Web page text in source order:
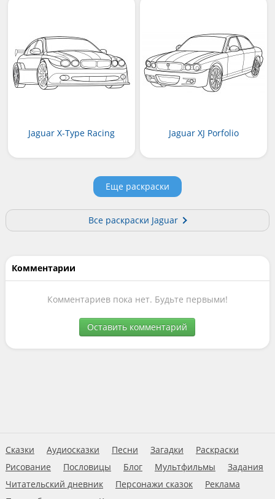
Jaguar X-Type Racing Jaguar XJ Porfolio
Еще раскраски
Все раскраски Jaguar
Комментарии
Комментариев пока нет. Будьте первыми!
Оставить комментарий
Сказки Аудиосказки Песни Загадки
Раскраски
Рисование
Пословицы Блог Мультфильмы
Задания
Читательский дневник
Персонажи сказок
Реклама